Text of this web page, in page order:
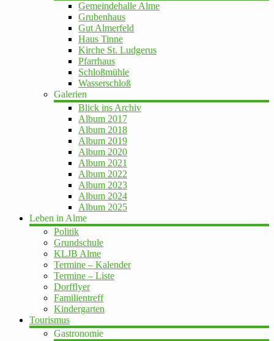
Gemeindehalle Alme
Grubenhaus
Gut Almerfeld
Haus Tinne
Kirche St. Ludgerus
Pfarrhaus
Schloßmühle
Wasserschloß
Galerien
Blick ins Archiv
Album 2017
Album 2018
Album 2019
Album 2020
Album 2021
Album 2022
Album 2023
Album 2024
Album 2025
Leben in Alme
Politik
Grundschule
KLJB Alme
Termine – Kalender
Termine – Liste
Dorfflyer
Familientreff
Kindergarten
Tourismus
Gastronomie